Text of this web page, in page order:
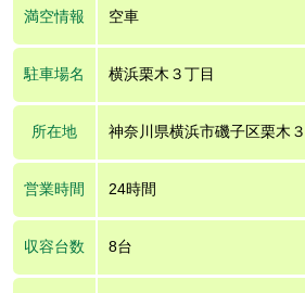
満空情報 空車
駐車場名 横浜栗木３丁目
所在地 神奈川県横浜市磯子区栗木
営業時間 24時間
収容台数 8台